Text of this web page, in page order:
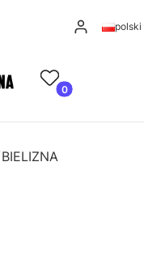
Zaloguj się
polski
Ulubione
Produkty w
Koszyk
BIELIZNA